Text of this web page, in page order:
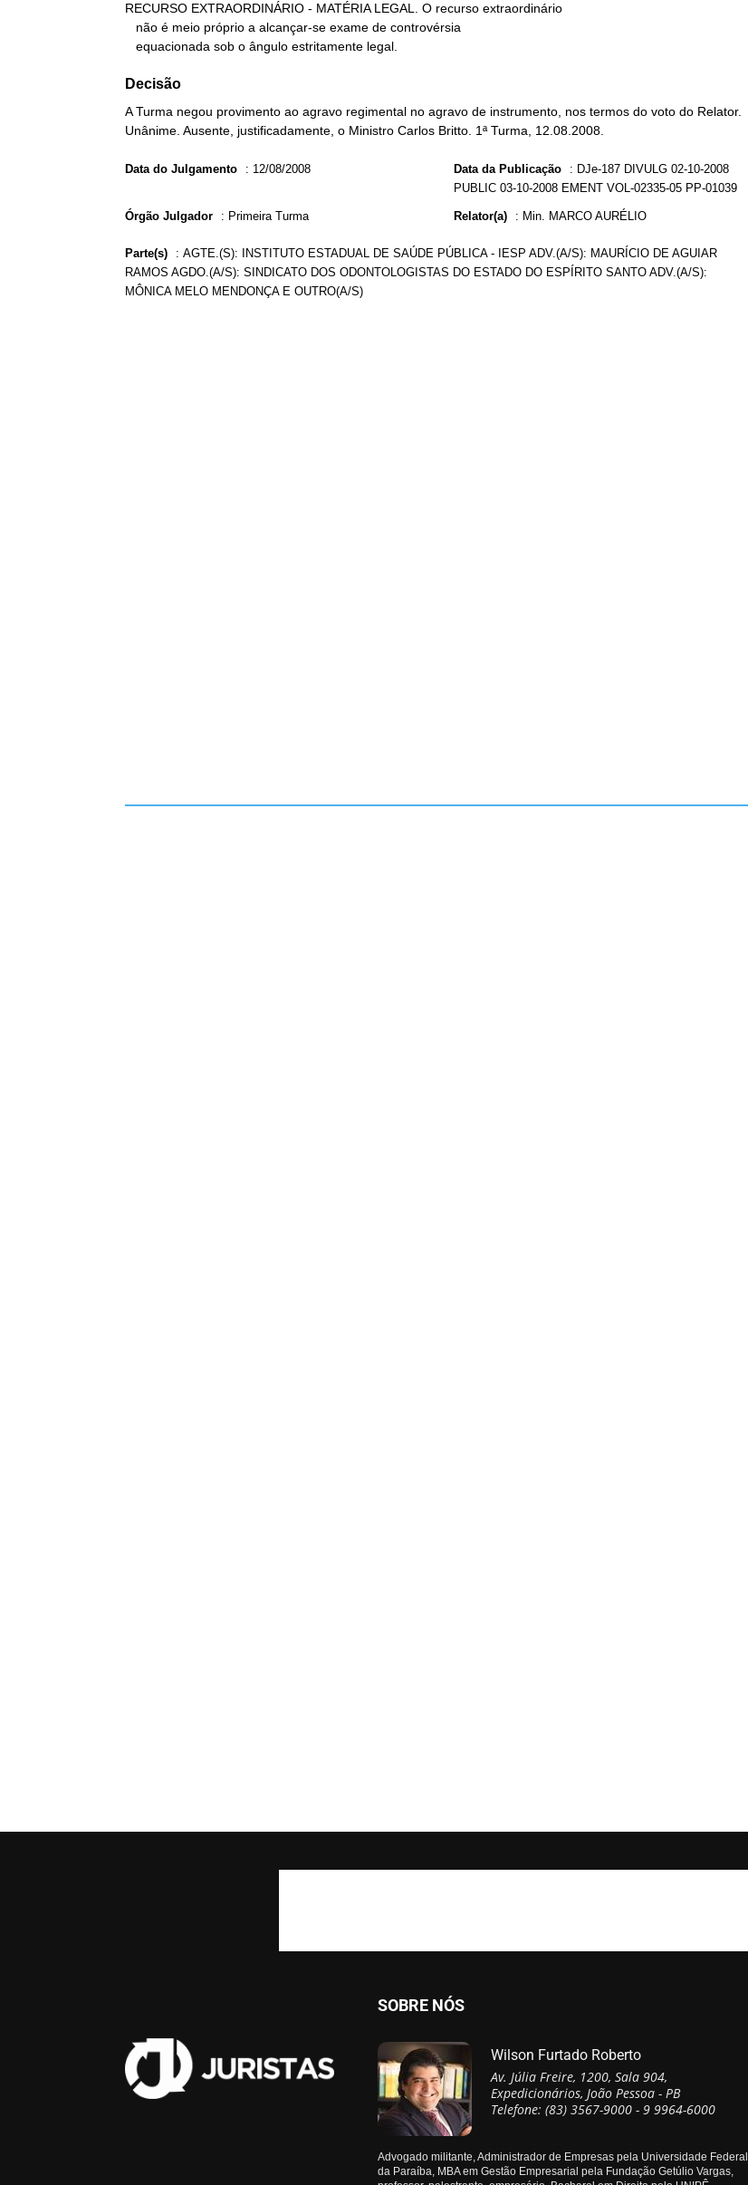
RECURSO EXTRAORDINÁRIO - MATÉRIA LEGAL. O recurso extraordinário
   equacionada sob o ângulo estritamente legal.
Decisão
A Turma negou provimento ao agravo regimental no agravo de instrumento, nos termos do voto do Relator.
Unânime. Ausente, justificadamente, o Ministro Carlos Britto. 1ª Turma, 12.08.2008.
Data do Julgamento : 12/08/2008 Data da Publicação : DJe-187 DIVULG 02-10-2008
PUBLIC 03-10-2008 EMENT VOL-02335-05 PP-01039
Órgão Julgador : Primeira Turma Relator(a) : Min. MARCO AURÉLIO
Parte(s) : AGTE.(S): INSTITUTO ESTADUAL DE SAÚDE PÚBLICA - IESP ADV.(A/S): MAURÍCIO DE AGUIAR
RAMOS AGDO.(A/S): SINDICATO DOS ODONTOLOGISTAS DO ESTADO DO ESPÍRITO SANTO ADV.(A/S):
MÔNICA MELO MENDONÇA E OUTRO(A/S)
SOBRE NÓS
Wilson Furtado Roberto
Av. Júlia Freire, 1200, Sala 904,
Expedicionários, João Pessoa - PB
Telefone: (83) 3567-9000 - 9 9964-6000
Advogado militante, Administrador de Empresas pela Universidade Federal
da Paraíba, MBA em Gestão Empresarial pela Fundação Getúlio Vargas,